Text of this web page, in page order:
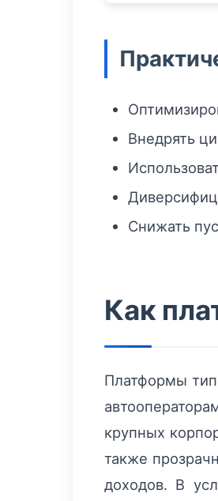
Внедрять
Снижать
Как
Платформы
крупных
также
доходов. В